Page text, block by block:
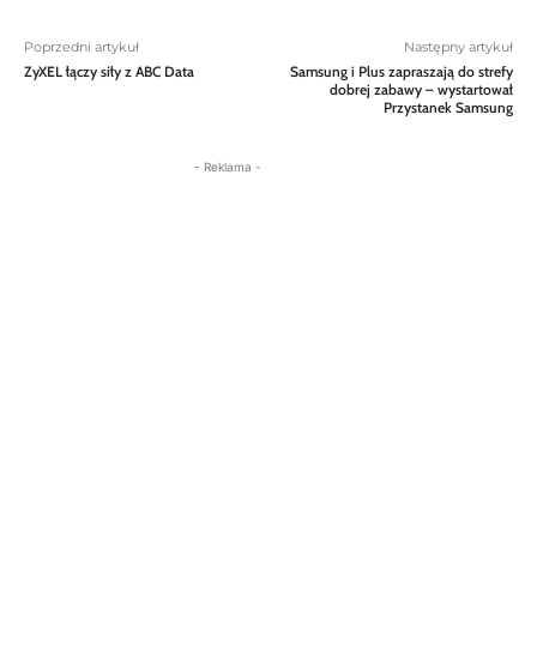
Poprzedni artykuł
ZyXEL łączy siły z ABC Data
Następny artykuł
Samsung i Plus zapraszają do strefy
dobrej zabawy – wystartował
Przystanek Samsung
- Reklama -